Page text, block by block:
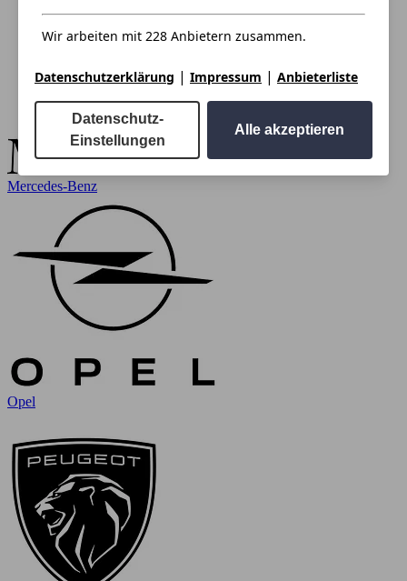
Mercedes-Benz
Opel
Wir arbeiten mit 228 Anbietern zusammen.
Datenschutzerklärung | Impressum | Anbieterliste
Datenschutz-
Einstellungen
Alle akzeptieren